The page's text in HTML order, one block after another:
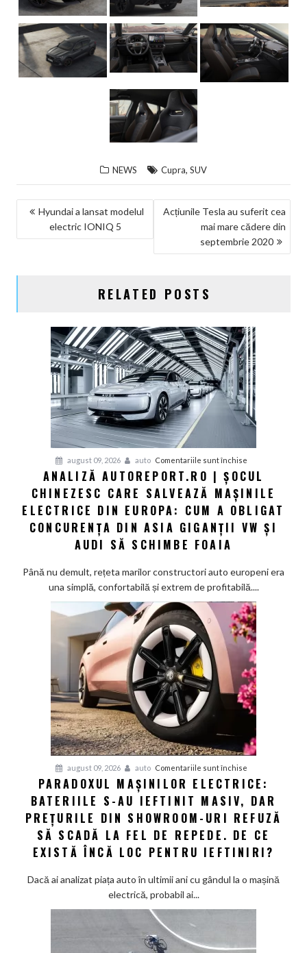
NEWS Cupra, SUV
NAVIGARE
Hyundai a lansat modelul
electric IONIQ 5
Acțiunile Tesla au suferit cea
mai mare cădere din
septembrie 2020
RELATED POSTS
august 09, 2026 auto Comentariile sunt închise
Analiză
Autoreport.ro
|
chinezesc
mașinile
din
Europa:
Cum
a
obligat
concurența
din
Asia
giganții
VW
să
schimbe
foaia
ANALIZĂ AUTOREPORT.RO | ȘOCUL
CHINEZESC CARE SALVEAZĂ MAȘINILE
ELECTRICE DIN EUROPA: CUM A OBLIGAT
CONCURENȚA DIN ASIA GIGANȚII VW ȘI
AUDI SĂ SCHIMBE FOAIA
Până nu demult, rețeta marilor constructori auto europeni era
una simplă, confortabilă și extrem de profitabilă....
august 09, 2026 auto Comentariile sunt închise
Paradoxul
mașinilor
electrice:
au
masiv,
showroom-
PARADOXUL MAȘINILOR ELECTRICE:
BATERIILE S-AU IEFTINIT MASIV, DAR
PREȚURILE DIN SHOWROOM-URI REFUZĂ
SĂ SCADĂ LA FEL DE REPEDE. DE CE
EXISTĂ ÎNCĂ LOC PENTRU IEFTINIRI?
Dacă ai analizat piața auto în ultimii ani cu gândul la o mașină
electrică, probabil ai...